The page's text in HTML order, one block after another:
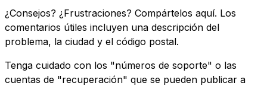
¿Consejos? ¿Frustraciones? Compártelos aquí. Los
comentarios útiles incluyen una descripción del
problema, la ciudad y el código postal.
Tenga cuidado con los "números de soporte" o las
cuentas de "recuperación" que se pueden publicar a